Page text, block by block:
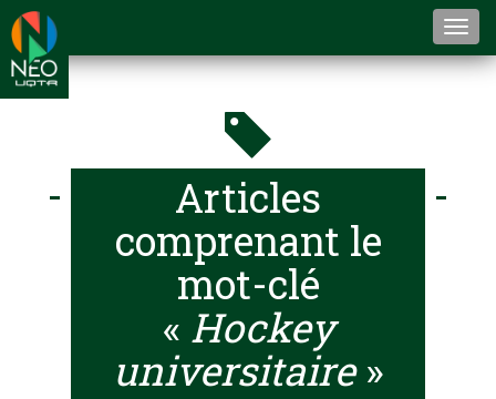
Articles
comprenant le
mot-clé
« Hockey
universitaire»